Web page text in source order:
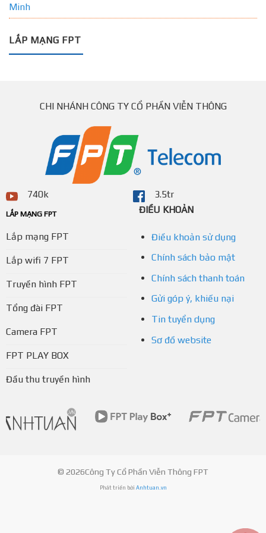
Minh
LẮP MẠNG FPT
CHI NHÁNH CÔNG TY CỔ PHẦN VIỄN THÔNG
740k 3.5tr
LẮP MẠNG FPT
Lắp mạng FPT
Lắp wifi 7 FPT
Truyền hình FPT
Tổng đài FPT
Camera FPT
FPT PLAY BOX
Đầu thu truyền hình
ĐIỀU KHOẢN
Điều khoản sử dụng
Chính sách bảo mật
Chính sách thanh toán
Gửi góp ý, khiếu nại
Tin tuyển dụng
Sơ đồ website
© 2026Công Ty Cổ Phần Viễn Thông FPT
Phát triển bởi Anhtuan.vn